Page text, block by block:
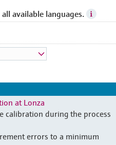
available languages.
at Lonza
calibration during the process
errors to a minimum